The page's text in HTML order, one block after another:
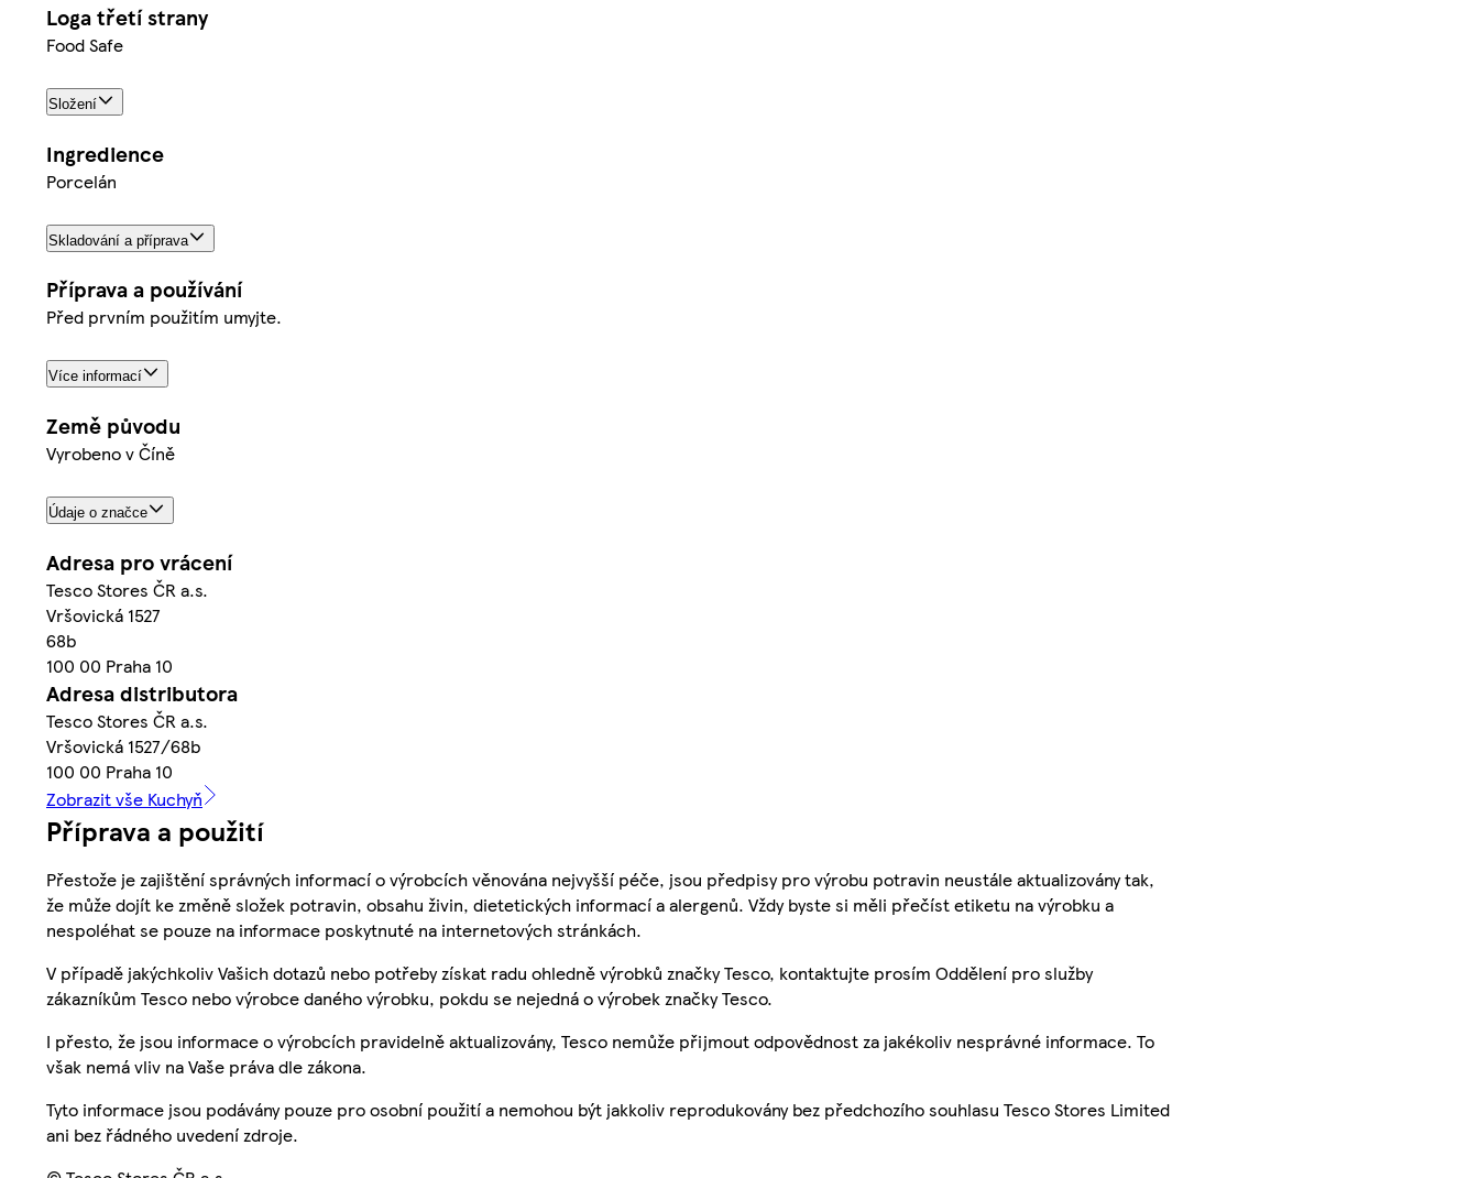
Loga třetí strany
Food Safe
Složení
Ingredience
Porcelán
Skladování a příprava
Příprava a používání
Před prvním použitím umyjte.
Více informací
Země původu
Vyrobeno v Číně
Údaje o značce
Adresa pro vrácení
Tesco Stores ČR a.s.
Vršovická 1527
68b
100 00 Praha 10
Adresa distributora
Tesco Stores ČR a.s.
Vršovická 1527/68b
100 00 Praha 10
Zobrazit vše Kuchyň
Příprava a použití
Přestože je zajištění správných informací o výrobcích věnována nejvyšší péče, jsou předpisy pro výrobu potravin neustále aktualizovány tak,
že může dojít ke změně složek potravin, obsahu živin, dietetických informací a alergenů. Vždy byste si měli přečíst etiketu na výrobku a
nespoléhat se pouze na informace poskytnuté na internetových stránkách.
V případě jakýchkoliv Vašich dotazů nebo potřeby získat radu ohledně výrobků značky Tesco, kontaktujte prosím Oddělení pro služby
zákazníkům Tesco nebo výrobce daného výrobku, pokdu se nejedná o výrobek značky Tesco.
I přesto, že jsou informace o výrobcích pravidelně aktualizovány, Tesco nemůže přijmout odpovědnost za jakékoliv nesprávné informace. To
však nemá vliv na Vaše práva dle zákona.
Tyto informace jsou podávány pouze pro osobní použití a nemohou být jakkoliv reprodukovány bez předchozího souhlasu Tesco Stores Limited
ani bez řádného uvedení zdroje.